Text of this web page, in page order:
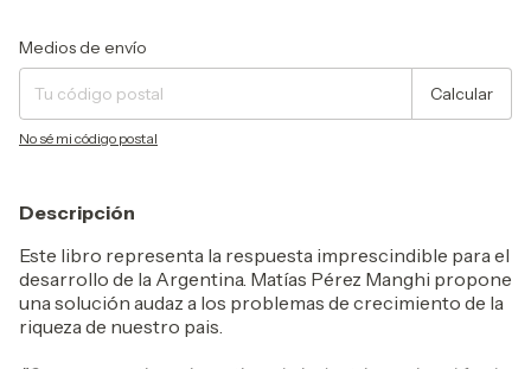
Entregas para el CP:
Medios de envío
Calcular
No sé mi código postal
Descripción
Este libro representa la respuesta imprescindible para el
desarrollo de la Argentina. Matías Pérez Manghi propone
una solución audaz a los problemas de crecimiento de la
riqueza de nuestro pais.